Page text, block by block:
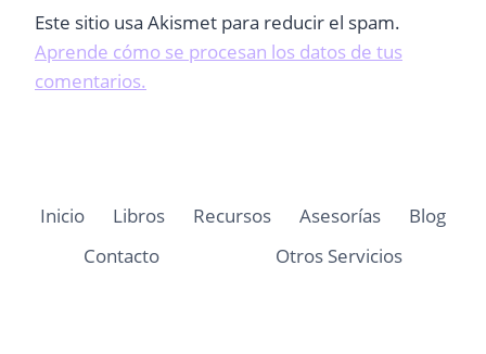
Este sitio usa Akismet para reducir el spam.
Aprende cómo se procesan los datos de tus
comentarios.
Inicio Libros Recursos Asesorías
Blog
Contacto
Otros Servicios